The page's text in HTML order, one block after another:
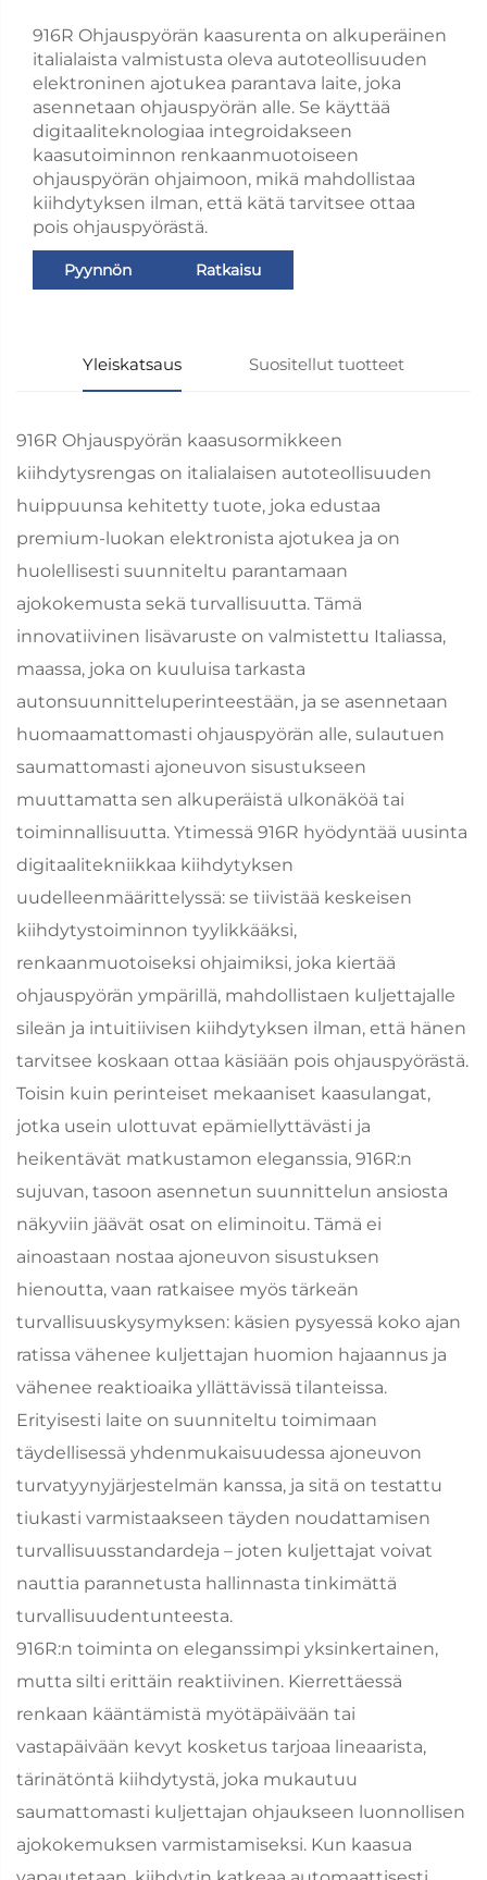
916R Ohjauspyörän kaasurenta on alkuperäinen
italialaista valmistusta oleva autoteollisuuden
elektroninen ajotukea parantava laite, joka
asennetaan ohjauspyörän alle. Se käyttää
digitaaliteknologiaa integroidakseen
kaasutoiminnon renkaanmuotoiseen
ohjauspyörän ohjaimoon, mikä mahdollistaa
kiihdytyksen ilman, että kätä tarvitsee ottaa
pois ohjauspyörästä.
Pyynnön
Ratkaisu
Yleiskatsaus Suositellut tuotteet
916R Ohjauspyörän kaasusormikkeen
kiihdytysrengas on italialaisen autoteollisuuden
huippuunsa kehitetty tuote, joka edustaa
premium-luokan elektronista ajotukea ja on
huolellisesti suunniteltu parantamaan
ajokokemusta sekä turvallisuutta. Tämä
innovatiivinen lisävaruste on valmistettu Italiassa,
maassa, joka on kuuluisa tarkasta
autonsuunnitteluperinteestään, ja se asennetaan
huomaamattomasti ohjauspyörän alle, sulautuen
saumattomasti ajoneuvon sisustukseen
muuttamatta sen alkuperäistä ulkonäköä tai
toiminnallisuutta. Ytimessä 916R hyödyntää uusinta
digitaalitekniikkaa kiihdytyksen
uudelleenmäärittelyssä: se tiivistää keskeisen
kiihdytystoiminnon tyylikkääksi,
renkaanmuotoiseksi ohjaimiksi, joka kiertää
ohjauspyörän ympärillä, mahdollistaen kuljettajalle
sileän ja intuitiivisen kiihdytyksen ilman, että hänen
tarvitsee koskaan ottaa käsiään pois ohjauspyörästä.
Toisin kuin perinteiset mekaaniset kaasulangat,
jotka usein ulottuvat epämiellyttävästi ja
heikentävät matkustamon eleganssia, 916R:n
sujuvan, tasoon asennetun suunnittelun ansiosta
näkyviin jäävät osat on eliminoitu. Tämä ei
ainoastaan nostaa ajoneuvon sisustuksen
hienoutta, vaan ratkaisee myös tärkeän
turvallisuuskysymyksen: käsien pysyessä koko ajan
ratissa vähenee kuljettajan huomion hajaannus ja
vähenee reaktioaika yllättävissä tilanteissa.
Erityisesti laite on suunniteltu toimimaan
täydellisessä yhdenmukaisuudessa ajoneuvon
turvatyynyjärjestelmän kanssa, ja sitä on testattu
tiukasti varmistaakseen täyden noudattamisen
turvallisuusstandardeja – joten kuljettajat voivat
nauttia parannetusta hallinnasta tinkimättä
turvallisuudentunteesta.
916R:n toiminta on eleganssimpi yksinkertainen,
mutta silti erittäin reaktiivinen. Kierrettäessä
renkaan kääntämistä myötäpäivään tai
vastapäivään kevyt kosketus tarjoaa lineaarista,
tärinätöntä kiihdytystä, joka mukautuu
saumattomasti kuljettajan ohjaukseen luonnollisen
ajokokemuksen varmistamiseksi. Kun kaasua